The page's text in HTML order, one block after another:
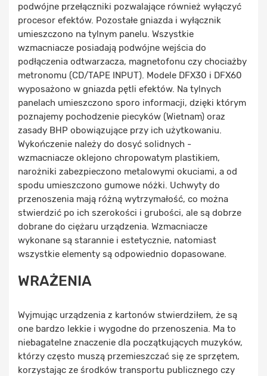
podwójne przełączniki pozwalające również wyłączyć
procesor efektów. Pozostałe gniazda i wyłącznik
umieszczono na tylnym panelu. Wszystkie
wzmacniacze posiadają podwójne wejścia do
podłączenia odtwarzacza, magnetofonu czy chociażby
metronomu (CD/TAPE INPUT). Modele DFX30 i DFX60
wyposażono w gniazda pętli efektów. Na tylnych
panelach umieszczono sporo informacji, dzięki którym
poznajemy pochodzenie piecyków (Wietnam) oraz
zasady BHP obowiązujące przy ich użytkowaniu.
Wykończenie należy do dosyć solidnych -
wzmacniacze oklejono chropowatym plastikiem,
narożniki zabezpieczono metalowymi okuciami, a od
spodu umieszczono gumowe nóżki. Uchwyty do
przenoszenia mają różną wytrzymałość, co można
stwierdzić po ich szerokości i grubości, ale są dobrze
dobrane do ciężaru urządzenia. Wzmacniacze
wykonane są starannie i estetycznie, natomiast
wszystkie elementy są odpowiednio dopasowane.
WRAŻENIA
Wyjmując urządzenia z kartonów stwierdziłem, że są
one bardzo lekkie i wygodne do przenoszenia. Ma to
niebagatelne znaczenie dla początkujących muzyków,
którzy często muszą przemieszczać się ze sprzętem,
korzystając ze środków transportu publicznego czy